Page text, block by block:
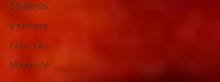
Etudiants
Examens
Concours
Maternité